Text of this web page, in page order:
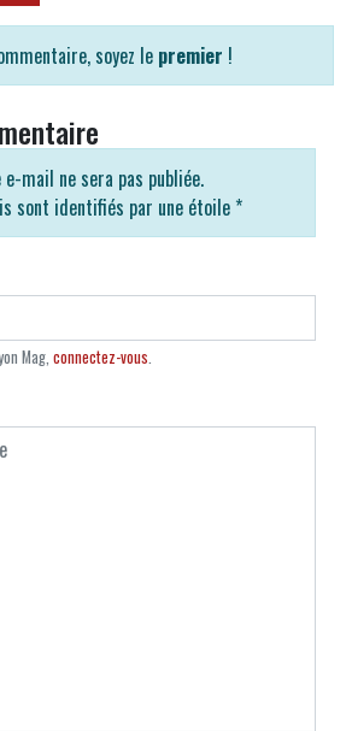
soyez le premier !
mail ne sera pas publiée.
sont identifiés par une étoile *
Mag, connectez-vous.